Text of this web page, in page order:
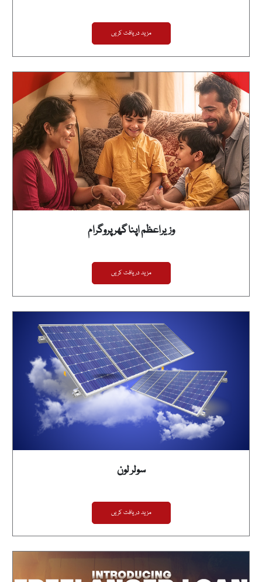
مزید دریافت کریں
وزیراعظم اپنا گھر پروگرام
مزید دریافت کریں
سولر لون
مزید دریافت کریں